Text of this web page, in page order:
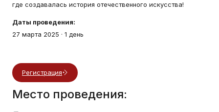
где создавалась история отечественного искусства!
Даты проведения:
27 марта 2025 · 1 день
Регистрация
Место проведения: